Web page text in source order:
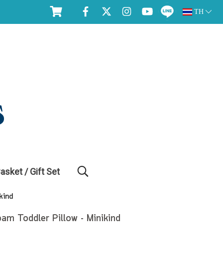
TH
/ Gift Set
Toddler Pillow - Minikind